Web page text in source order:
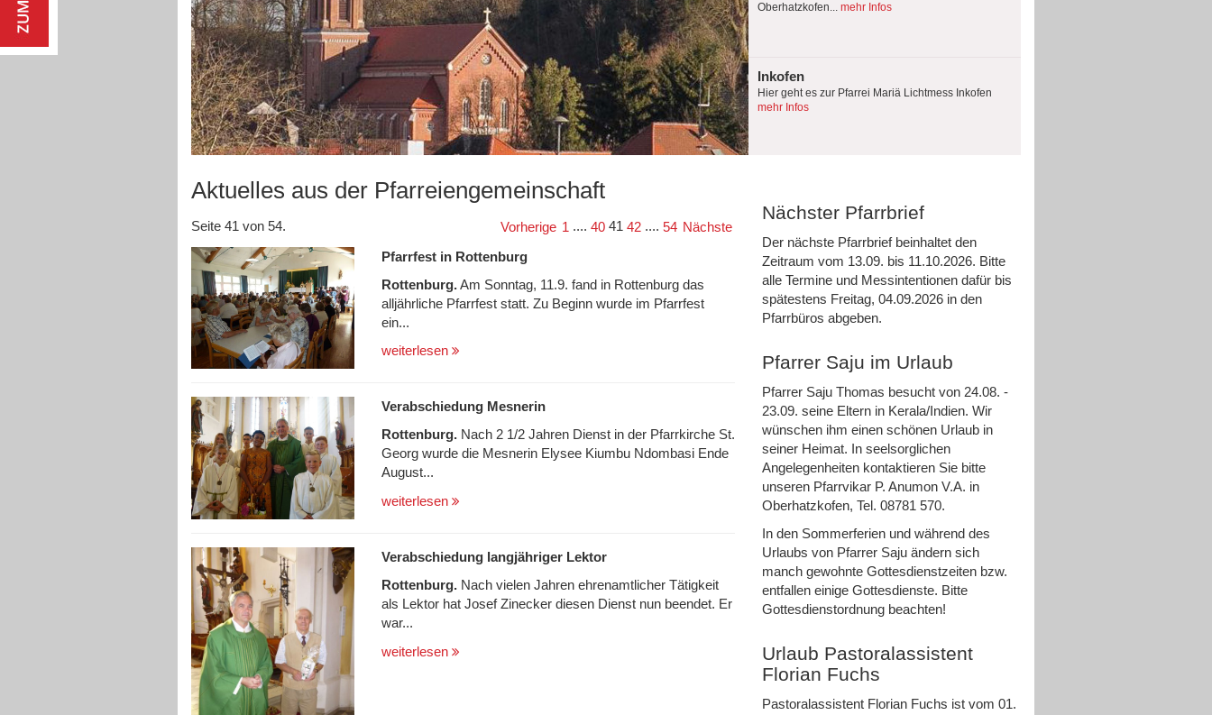
Oberhatzkofen... mehr Infos
Inkofen
Hier geht es zur Pfarrei Mariä Lichtmess Inkofen
mehr Infos
Aktuelles aus der Pfarreiengemeinschaft
Seite 41 von 54. Vorherige 1 .... 40 41 42 .... 54 Nächste
Pfarrfest in Rottenburg
Rottenburg.Am Sonntag, 11.9. fand in Rottenburg das
alljährliche Pfarrfest statt. Zu Beginn wurde im Pfarrfest
ein...
weiterlesen
Verabschiedung Mesnerin
Rottenburg. Nach 2 1/2 Jahren Dienst in der Pfarrkirche St.
Georg wurde die Mesnerin Elysee Kiumbu Ndombasi Ende
August...
weiterlesen
Verabschiedung langjähriger Lektor
Rottenburg. Nach vielen Jahren ehrenamtlicher Tätigkeit
als Lektor hat Josef Zinecker diesen Dienst nun beendet. Er
war...
weiterlesen
Nächster Pfarrbrief
Der nächste Pfarrbrief beinhaltet den
Zeitraum vom 13.09. bis 11.10.2026. Bitte
alle Termine und Messintentionen dafür bis
spätestens Freitag, 04.09.2026 in den
Pfarrbüros abgeben.
Pfarrer Saju im Urlaub
Pfarrer Saju Thomas besucht von 24.08. -
23.09. seine Eltern in Kerala/Indien. Wir
wünschen ihm einen schönen Urlaub in
seiner Heimat. In seelsorglichen
Angelegenheiten kontaktieren Sie bitte
unseren Pfarrvikar P. Anumon V.A. in
Oberhatzkofen, Tel. 08781 570.
In den Sommerferien und während des
Urlaubs von Pfarrer Saju ändern sich
manch gewohnte Gottesdienstzeiten bzw.
entfallen einige Gottesdienste. Bitte
Gottesdienstordnung beachten!
Urlaub Pastoralassistent
Florian Fuchs
Pastoralassistent Florian Fuchs ist vom 01.